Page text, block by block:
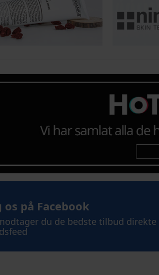
os på Facebook
du de bedste tilbud